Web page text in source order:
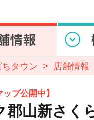
タウン 店舗情報
ップ公開中】
郡山新さく